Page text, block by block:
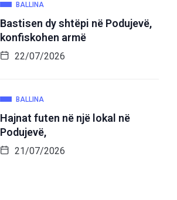
BALLINA
Bastisen dy shtëpi në Podujevë,
konfiskohen armë
22/07/2026
BALLINA
Hajnat futen në një lokal në
Podujevë,
21/07/2026